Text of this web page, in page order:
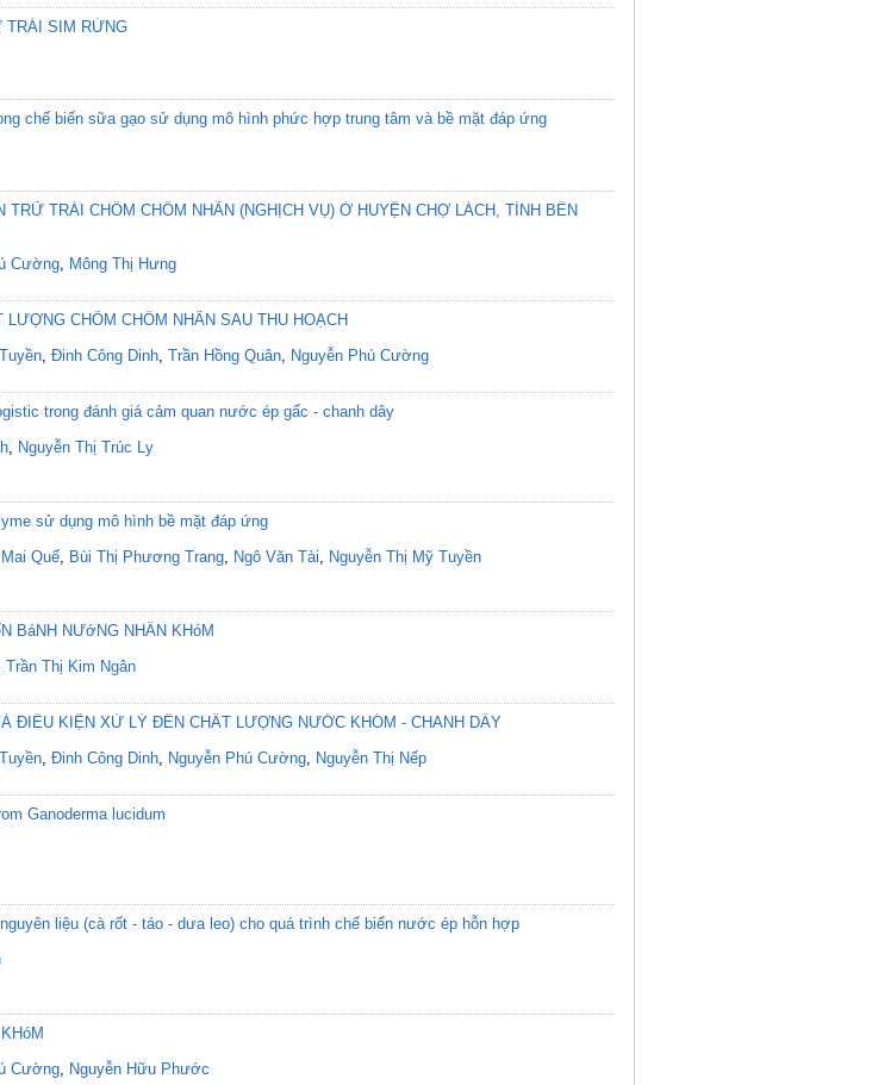
TRÁI SIM RỪNG
chế biến sữa gạo sử dụng mô hình phức hợp trung tâm và bề mặt đáp ứng
TRÁI CHÔM CHÔM NHÃN (NGHỊCH VỤ) Ở HUYỆN CHỢ LÁCH, TỈNH BẾN
Cường, Mông Thị Hưng
CHÔM CHÔM NHÃN SAU THU HOẠCH
, Đinh Công Dinh, Trần Hồng Quân, Nguyễn Phú Cường
trong đánh giá cảm quan nước ép gấc - chanh dây
, Nguyễn Thị Trúc Ly
sử dụng mô hình bề mặt đáp ứng
Quế, Bùi Thị Phương Trang, Ngô Văn Tài, Nguyễn Thị Mỹ Tuyền
BáNH NƯớNG NHÂN KHóM
Trần Thị Kim Ngân
ĐIỀU KIỆN XỬ LÝ ĐẾN CHẤT LƯỢNG NƯỚC KHÓM - CHANH DÂY
, Đinh Công Dinh, Nguyễn Phú Cường, Nguyễn Thị Nếp
Ganoderma lucidum
liệu (cà rốt - táo - dưa leo) cho quá trình chế biến nước ép hỗn hợp
Cường, Nguyễn Hữu Phước